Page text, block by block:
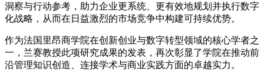
洞察与行动参考，助力企业更系统、更有效地规划并执行数字
化战略，从而在日益激烈的市场竞争中构建可持续优势。
作为法国里昂商学院在创新创业与数字转型领域的核心学者之
一，兰赛教授此项研究成果的发表，再次彰显了学院在推动前
沿管理知识创造、连接学术与商业实践方面的卓越实力。